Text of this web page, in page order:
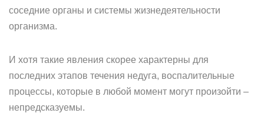
соседние органы и системы жизнедеятельности
организма.
И хотя такие явления скорее характерны для
последних этапов течения недуга, воспалительные
процессы, которые в любой момент могут произойти –
непредсказуемы.